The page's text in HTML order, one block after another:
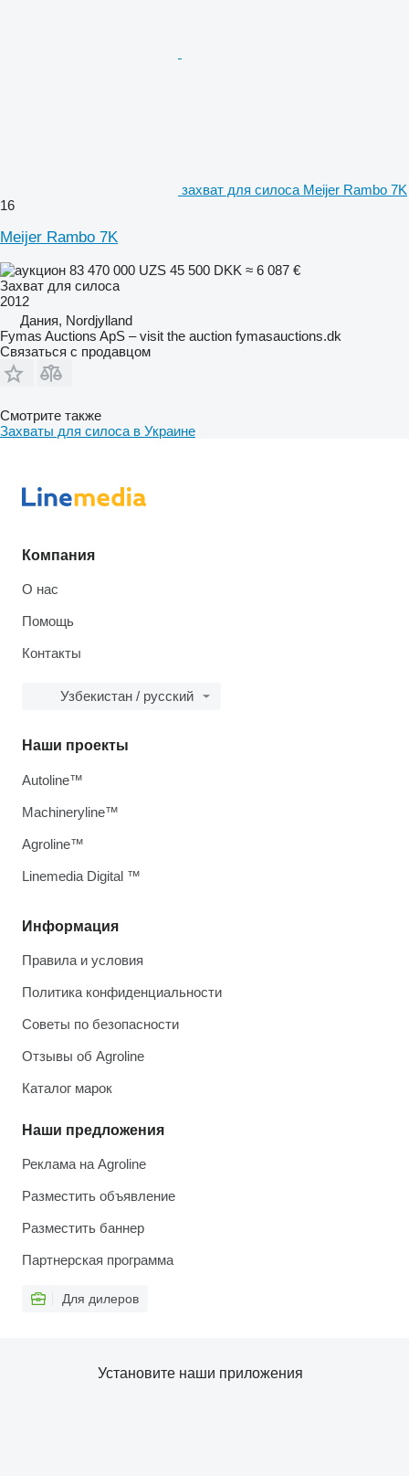
захват для силоса Meijer Rambo 7K
16
Meijer Rambo 7K
83 470 000 UZS 45 500 DKK ≈ 6 087 €
Захват для силоса
2012
Дания, Nordjylland
Fymas Auctions ApS – visit the auction fymasauctions.dk
Связаться с продавцом
Смотрите также
Захваты для силоса в Украине
Компания
О нас
Помощь
Контакты
Узбекистан / русский
Информация
Правила и условия
Политика конфиденциальности
Советы по безопасности
Отзывы об Agroline
Каталог марок
Наши предложения
Реклама на Agroline
Разместить объявление
Разместить баннер
Партнерская программа
Для дилеров
Наши проекты
Autoline™
Machineryline™
Agroline™
Linemedia Digital ™
Установите наши приложения